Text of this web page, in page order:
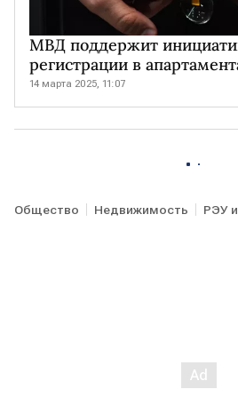
МВД поддержит
регистрации в
14 марта 2025, 11:07
Общество Недвижимость РЭУ